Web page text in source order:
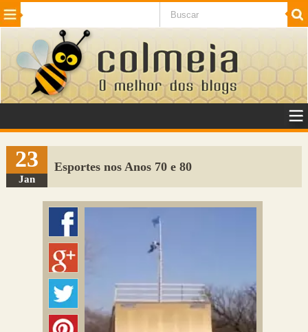
Beleza Cinema e TV
Internet Jogos NotÃ­cias SaÃºde
VeÃ­culos Adulto
Sugerir Link
Adicionar Blog
Colmeia Exchange
23
Jan
Esportes nos Anos 70 e 80